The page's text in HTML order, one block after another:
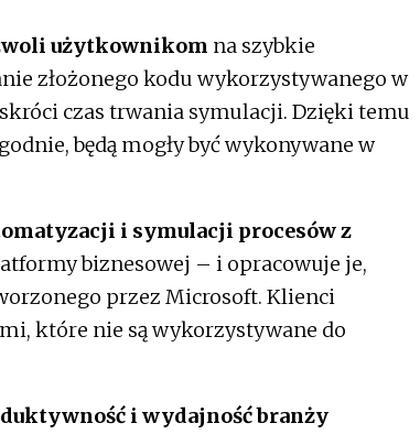
użytkownikom na szybkie
złożonego kodu wykorzystywanego w
czas trwania symulacji. Dzięki temu
będą mogły być wykonywane w
i symulacji procesów z
biznesowej – i opracowuje je,
przez Microsoft. Klienci
które nie są wykorzystywane do
i wydajność branży